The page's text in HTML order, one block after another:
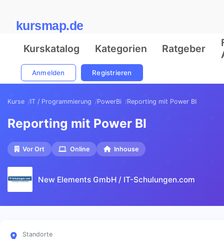
kursmap.de
Kurskatalog Kategorien Ratgeber
Anmelden Registrieren
Kurse IT / Programmierung PowerBi Reporting mit Power BI
Reporting mit Power BI
Vor Ort Online Inhouse
New Elements GmbH / IT-Schulungen.com
Standorte